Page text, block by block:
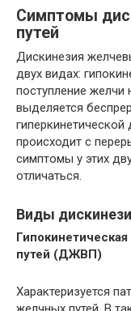
Симптомы
путей
Дискинезия
двух видах:
поступление желчи
выделяется
происходит с
симптомы у этих
отличаться.
Виды
путей (ДЖВП)
Характеризуется